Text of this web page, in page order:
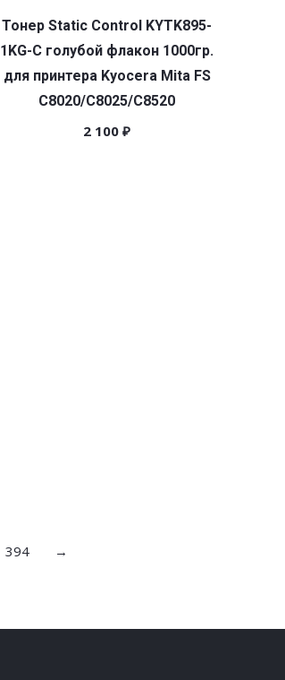
Тонер Static Control KYTK895-
1KG-C голубой флакон 1000гр.
для принтера Kyocera Mita FS
C8020/C8025/C8520
2 100 ₽
394 →